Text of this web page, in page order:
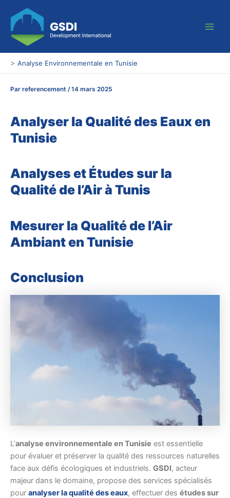
contenu
> Analyse Environnementale en Tunisie
Par referencement /14 mars 2025
Analyser la Qualité des Eaux en
Tunisie
Analyses et Études sur la
Qualité de l’Air à Tunis
Mesurer la Qualité de l’Air
Ambiant en Tunisie
Conclusion
L’analyse environnementale en Tunisie est essentielle
pour évaluer et préserver la qualité des ressources naturelles
face aux défis écologiques et industriels. GSDI, acteur
majeur dans le domaine, propose des services spécialisés
pour analyser la qualité des eaux, effectuer des études sur